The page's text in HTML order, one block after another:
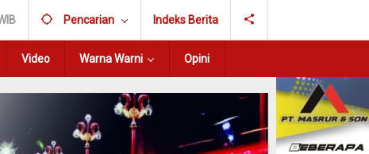
Pencarian Indeks Berita
Video Warna Warni Opini